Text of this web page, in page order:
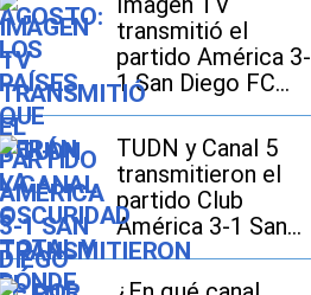
transmitió el
partido América 3-
1 San Diego FC
por la Leagues
Cup 2026
TUDN y Canal 5
transmitieron el
partido Club
América 3-1 San
Diego FC por la
Leagues Cup 2026